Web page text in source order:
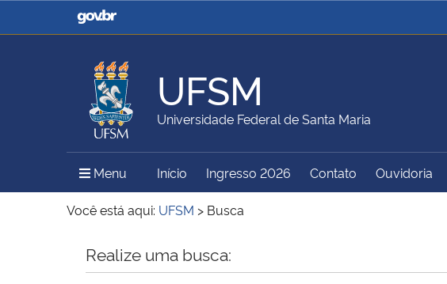
Casa Civil
Ministério da Justiça e
Ministério da
Ministério da Agricultura,
Pecuária e Abastecimento
Ministério da Educação
Ministério do Meio Ambiente Ministério do Turismo
Ministério do
UFSM
Universidade Federal de Santa Maria
Menu Menu Principal do Sítio
Início Ingresso 2026 Contato Ouvidoria
Você está aqui: UFSM > Busca
Início do conteúdo
Realize uma busca: